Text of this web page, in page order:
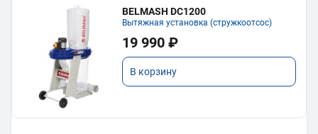
BELMASH DC1200
Вытяжная установка (стружкоотсос)
19 990 ₽
В корзину